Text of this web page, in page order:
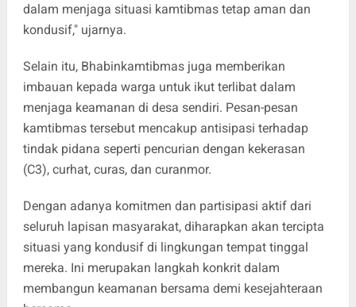
dalam menjaga situasi kamtibmas tetap aman dan
kondusif," ujarnya.
Selain itu, Bhabinkamtibmas juga memberikan
imbauan kepada warga untuk ikut terlibat dalam
menjaga keamanan di desa sendiri. Pesan-pesan
kamtibmas tersebut mencakup antisipasi terhadap
tindak pidana seperti pencurian dengan kekerasan
(C3), curhat, curas, dan curanmor.
Dengan adanya komitmen dan partisipasi aktif dari
seluruh lapisan masyarakat, diharapkan akan tercipta
situasi yang kondusif di lingkungan tempat tinggal
mereka. Ini merupakan langkah konkrit dalam
membangun keamanan bersama demi kesejahteraan